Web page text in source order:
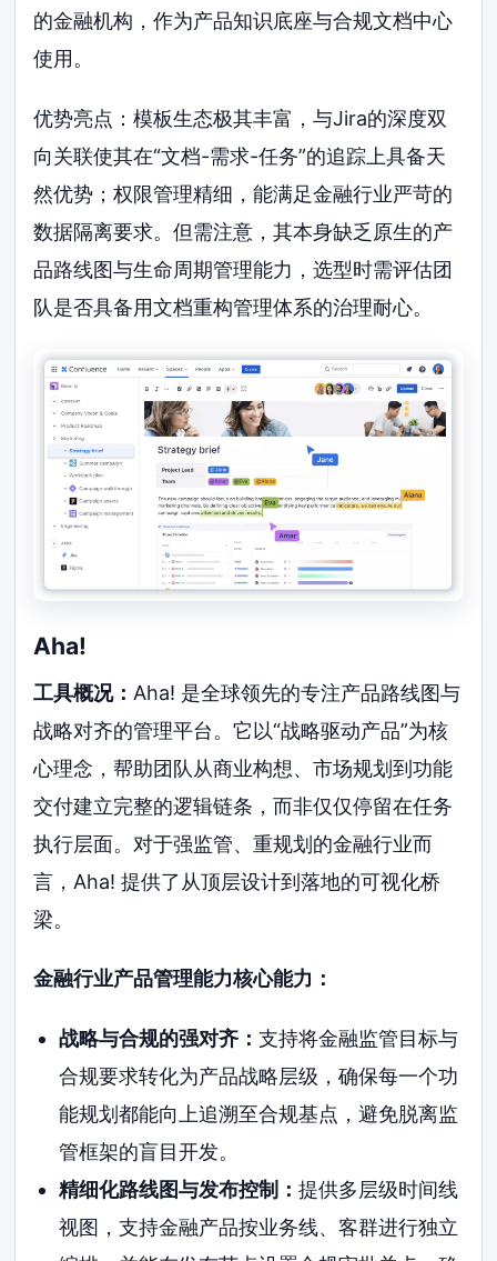
的金融机构，作为产品知识底座与合规文档中心
使用。
优势亮点：模板生态极其丰富，与Jira的深度双
向关联使其在“文档-需求-任务”的追踪上具备天
然优势；权限管理精细，能满足金融行业严苛的
数据隔离要求。但需注意，其本身缺乏原生的产
品路线图与生命周期管理能力，选型时需评估团
队是否具备用文档重构管理体系的治理耐心。
Aha!
工具概况： Aha! 是全球领先的专注产品路线图与
战略对齐的管理平台。它以“战略驱动产品”为核
心理念，帮助团队从商业构想、市场规划到功能
交付建立完整的逻辑链条，而非仅仅停留在任务
执行层面。对于强监管、重规划的金融行业而
言，Aha! 提供了从顶层设计到落地的可视化桥
梁。
金融行业产品管理能力核心能力：
战略与合规的强对齐： 支持将金融监管目标与
合规要求转化为产品战略层级，确保每一个功
能规划都能向上追溯至合规基点，避免脱离监
管框架的盲目开发。
精细化路线图与发布控制： 提供多层级时间线
视图，支持金融产品按业务线、客群进行独立